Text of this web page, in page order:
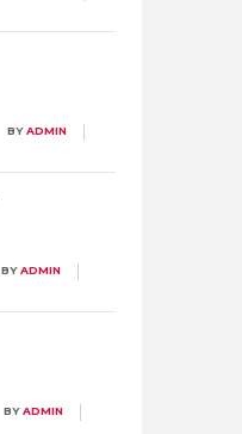
BYADMIN
BYADMIN
BYADMIN